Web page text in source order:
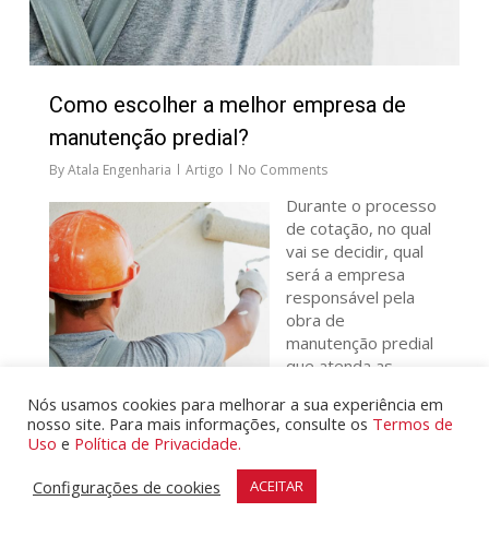
Como escolher a melhor empresa de
manutenção predial?
ByAtala Engenharia Artigo No Comments
Durante o processo
de cotação, no qual
vai se decidir, qual
será a empresa
responsável pela
obra de
manutenção predial
que atenda as
condomínio, prédio
ou empresa, é
série de orçamentos com diferentes formatos,
escopos e condições comerciais. Escolher apenas
Nós usamos cookies para melhorar a sua experiência em
nosso site. Para mais informações, consulte os Termos de
Uso e Política de Privacidade.
Configurações de cookies
ACEITAR